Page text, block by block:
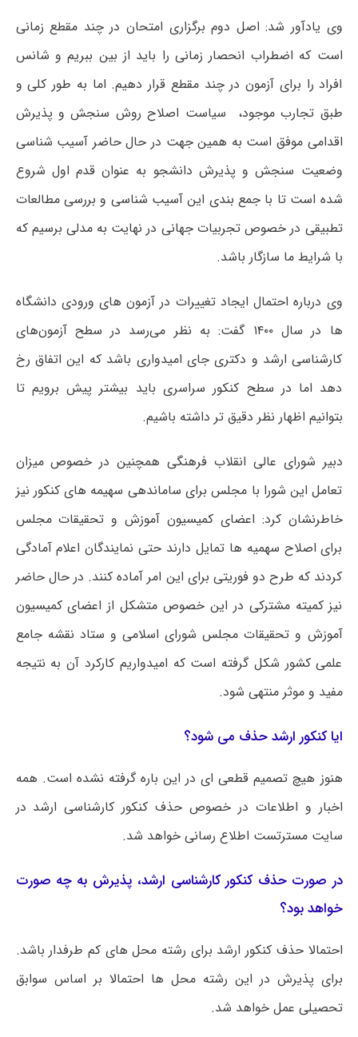
وی یادآور شد: اصل دوم برگزاری امتحان در چند مقطع زمانی
است که اضطراب انحصار زمانی را باید از بین ببریم و شانس
افراد را برای آزمون در چند مقطع قرار دهیم. اما به طور کلی و
طبق تجارب موجود، سیاست اصلاح روش سنجش و پذیرش
اقدامی موفق است به همین جهت در حال حاضر آسیب شناسی
وضعیت سنجش و پذیرش دانشجو به عنوان قدم اول شروع
شده است تا با جمع بندی این آسیب شناسی و بررسی مطالعات
تطبیقی در خصوص تجربیات جهانی در نهایت به مدلی برسیم که
با شرایط ما سازگار باشد.
وی درباره احتمال ایجاد تغییرات در آزمون های ورودی دانشگاه
ها در سال ۱۴۰۰ گفت: به نظر می‌رسد در سطح آزمون‌های
کارشناسی ارشد و دکتری جای امیدواری باشد که این اتفاق رخ
دهد اما در سطح کنکور سراسری باید بیشتر پیش برویم تا
بتوانیم اظهار نظر دقیق تر داشته باشیم.
دبیر شورای عالی انقلاب فرهنگی همچنین در خصوص میزان
تعامل این شورا با مجلس برای ساماندهی سهیمه های کنکور نیز
خاطرنشان کرد: اعضای کمیسیون آموزش و تحقیقات مجلس
برای اصلاح سهمیه ها تمایل دارند حتی نمایندگان اعلام آمادگی
کردند که طرح دو فوریتی برای این امر آماده کنند. در حال حاضر
نیز کمیته مشترکی در این خصوص متشکل از اعضای کمیسیون
آموزش و تحقیقات مجلس شورای اسلامی و ستاد نقشه جامع
علمی کشور شکل گرفته است که امیدواریم کارکرد آن به نتیجه
مفید و موثر منتهی شود.
ایا کنکور ارشد حذف می شود؟
هنوز هیچ تصمیم قطعی ای در این باره گرفته نشده است. همه
اخبار و اطلاعات در خصوص حذف کنکور کارشناسی ارشد در
سایت مسترتست اطلاع رسانی خواهد شد.
در صورت حذف کنکور کارشناسی ارشد، پذیرش به چه صورت
خواهد بود؟
احتمالا حذف کنکور ارشد برای رشته محل های کم طرفدار باشد.
برای پذیرش در این رشته محل ها احتمالا بر اساس سوابق
تحصیلی عمل خواهد شد.